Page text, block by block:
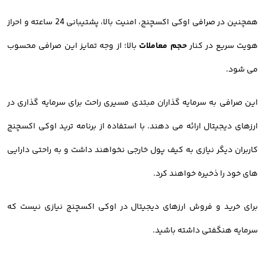
همچنین در صرافی اوکی اکسچنج، امنیت بالا، پشتیبانی 24 ساعته و احراز
هویت سریع در کنارحجم معاملات بالا؛ از وجه تمایز این صرافی محسوب
می شود.
این صرافی به سرمایه گذاران مبتدی مسیری راحت برای سرمایه گذاری در
ارزهای دیجیتال ارائه می دهند. با استفاده از برنامه ترید اوکی اکسچنج
کاربران دیگر نیازی به کیف پول خارجی نخواهند داشت و به راحتی دارایی
های خود را ذخیره خواهند کرد.
برای خرید و فروش ارزهای دیجیتال در اوکی اکسچنج نیازی نیست که
سرمایه هنگفتی داشته باشید.